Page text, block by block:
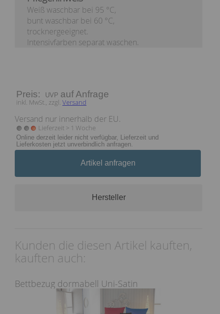
Weiß waschbar bei 95 °C,
bunt waschbar bei 60 °C,
trocknergeeignet.
Intensivfarben separat waschen.
Preis: auf Anfrage
inkl. MwSt., zzgl. Versand
Versand nur innerhalb der EU.
Lieferzeit > 1 Woche
Online derzeit leider nicht verfügbar, Lieferzeit und
Lieferkosten jetzt unverbindlich anfragen.
Artikel anfragen
Hersteller
Kunden die diesen Artikel kauften,
kauften auch:
Bettbezug dormabell Uni-Satin